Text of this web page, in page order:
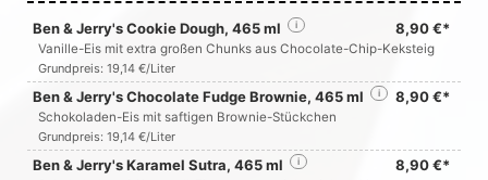
Ben & Jerry's Cookie Dough, 465 ml 8,90 €*
i
Vanille-Eis mit extra großen Chunks aus Chocolate-Chip-Keksteig
Grundpreis: 19,14 €/Liter
Ben & Jerry's Chocolate Fudge Brownie, 465 ml 8,90 €*
i
Schokoladen-Eis mit saftigen Brownie-Stückchen
Grundpreis: 19,14 €/Liter
Ben & Jerry's Karamel Sutra, 465 ml 8,90 €*
i